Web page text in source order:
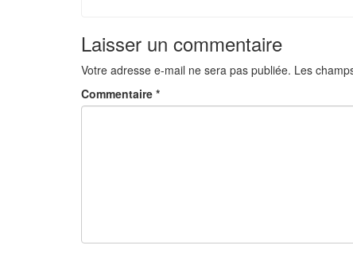
Laisser un commentaire
Votre adresse e-mail ne sera pas publiée. Les
Commentaire *